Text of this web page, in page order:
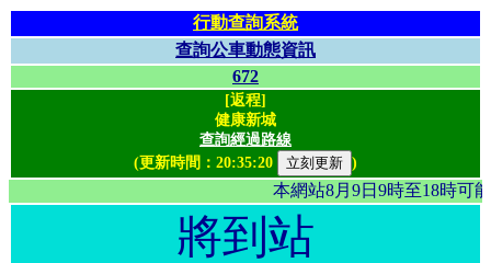
行動查詢系統
查詢公車動態資訊
672
[返程]
健康新城
查詢經過路線
(更新時間： 20:35:20 )
本網站8月9日9時至18
將到站